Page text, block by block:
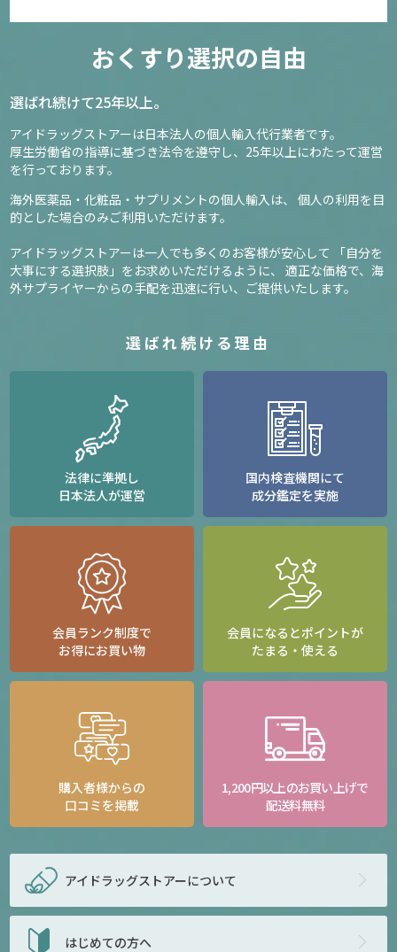
おくすり選択の自由
選ばれ続けて25年以上。
アイドラッグストアーは日本法人の個人輸入代行業者です。
厚生労働省の指導に基づき法令を遵守し、 25年以上にわたって運営
を行っております。
海外医薬品・化粧品・サプリメントの個人輸入は、
個人の利用を目
的とした場合のみご利用いただけます。
アイドラッグストアーは一人でも多くのお客様が安心して
「自分を
大事にする選択肢」をお求めいただけるように、
適正な価格で、海
外サプライヤーからの手配を迅速に行い、ご提供いたします。
選ばれ続ける理由
法律に準拠し
日本法人が運営
国内検査機関にて
成分鑑定を実施
会員ランク制度で
お得にお買い物
会員になるとポイントが
たまる・使える
購入者様からの
口コミを掲載
1,200円以上のお買い上げで
配送料無料
アイドラッグストアーについて
はじめての方へ